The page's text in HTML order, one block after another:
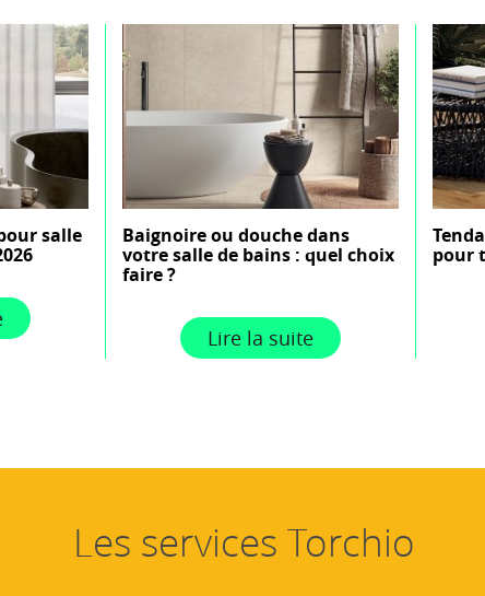
salle
Baignoire ou douche dans
votre salle de bains : quel choix
faire ?
Lire la suite
pour
Les services Torchio